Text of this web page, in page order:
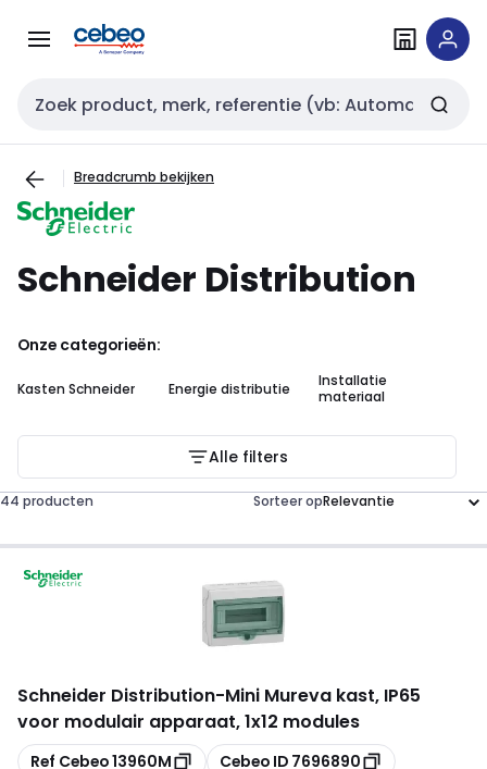
naar
naar
Zoekveld invoer
Breadcrumb bekijken
Schneider Distribution
Onze categorieën:
Kasten Schneider Energie distributie
Installatie
materiaal
Alle filters
44 producten Sorteer op
Schneider Distribution-Mini Mureva kast, IP65
voor modulair apparaat, 1x12 modules
Kopiëren
Ref Cebeo13960M Kopiëren
Cebeo ID 7696890